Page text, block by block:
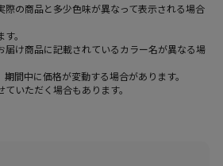
の商品と多少色味が異なって表示される場合
。
け商品に記載されているカラー名が異なる場
間中に価格が変動する場合があります。
いただく場合もあります。